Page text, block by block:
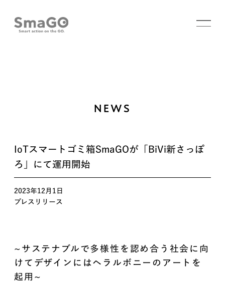
NEWS
IoTスマートゴミ箱SmaGOが「BiVi新さっぽ
ろ」にて運用開始
2023年12月1日
プレスリリース
~サステナブルで多様性を認め合う社会に向
けてデザインにはヘラルボニーのアートを
起用~